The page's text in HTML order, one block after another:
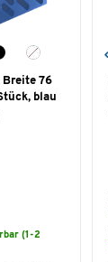
Breite 76
blau
(1-2